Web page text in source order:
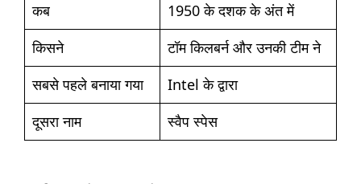
कब
1950 के दशक के अंत में
किसने
टॉम किलबर्न और उनकी टीम ने
सबसे पहले बनाया गया
Intel के द्वारा
दूसरा नाम
स्वैप स्पेस